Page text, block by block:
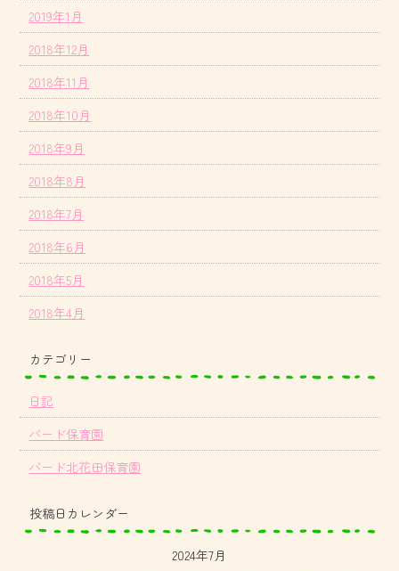
2019年1月
2018年12月
2018年11月
2018年10月
2018年9月
2018年8月
2018年7月
2018年6月
2018年5月
2018年4月
カテゴリー
日記
バード保育園
バード北花田保育園
投稿日カレンダー
2024年7月